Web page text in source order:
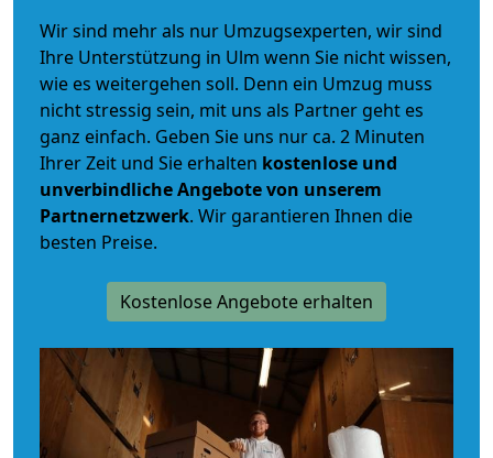
Wir sind mehr als nur Umzugsexperten, wir sind
Ihre Unterstützung in Ulm wenn Sie nicht wissen,
wie es weitergehen soll. Denn ein Umzug muss
nicht stressig sein, mit uns als Partner geht es
ganz einfach. Geben Sie uns nur ca. 2 Minuten
Ihrer Zeit und Sie erhalten kostenlose und
unverbindlicheAngebote von unserem
Partnernetzwerk. Wir garantieren Ihnen die
besten Preise.
Kostenlose Angebote erhalten